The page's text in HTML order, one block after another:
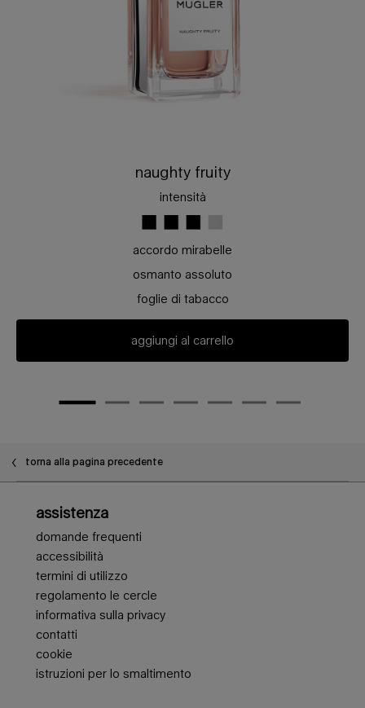
naughty fruity
intensità
accordo mirabelle
osmanto assoluto
foglie di tabacco
aggiungi al carrello
torna alla pagina precedente
assistenza
domande frequenti
accessibilità
termini di utilizzo
regolamento le cercle
informativa sulla privacy
contatti
cookie
istruzioni per lo smaltimento